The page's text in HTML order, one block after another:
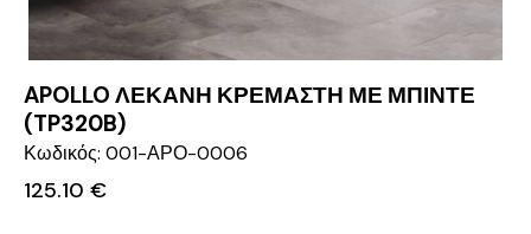
APOLLO ΛΕΚΑΝΗ ΚΡΕΜΑΣΤΗ ΜΕ ΜΠΙΝΤΕ
(TP320B)
Κωδικός: 001-ΑΡΟ-0006
125.10 €